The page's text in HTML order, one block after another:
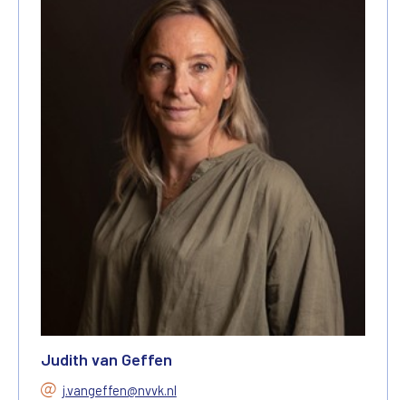
Judith van Geffen
j.vangeffen@nvvk.nl